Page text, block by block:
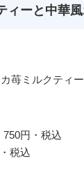
ィーと中華
苺ミルクティ
円・税込
税込